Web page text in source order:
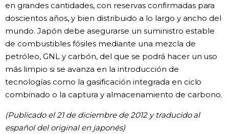
en grandes cantidades, con reservas confirmadas para
doscientos años, y bien distribuido a lo largo y ancho del
mundo. Japón debe asegurarse un suministro estable
de combustibles fósiles mediante una mezcla de
petróleo, GNL y carbón, del que se podrá hacer un uso
más limpio si se avanza en la introducción de
tecnologías como la gasificación integrada en ciclo
combinado o la captura y almacenamiento de carbono.
(Publicado el 21 de diciembre de 2012 y traducido al
español del original en japonés)